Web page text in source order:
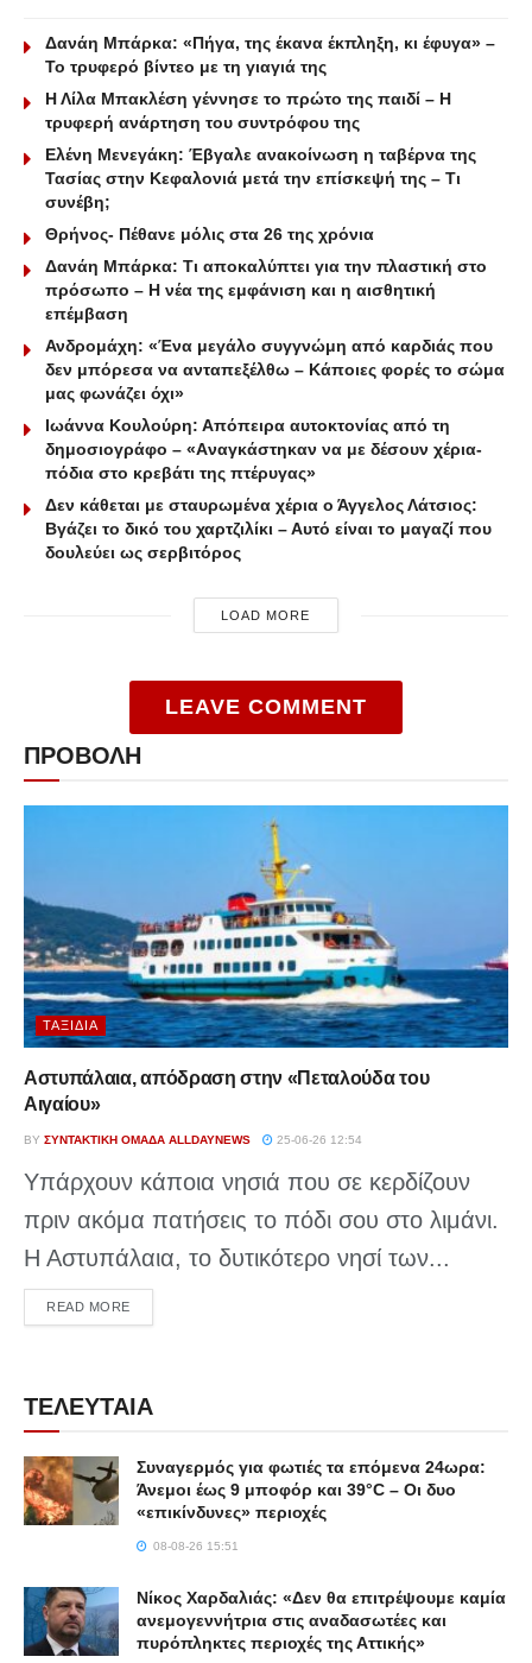
Δανάη Μπάρκα: «Πήγα, της έκανα έκπληξη, κι έφυγα» –
Το τρυφερό βίντεο με τη γιαγιά της
Η Λίλα Μπακλέση γέννησε το πρώτο της παιδί – Η
τρυφερή ανάρτηση του συντρόφου της
Ελένη Μενεγάκη: Έβγαλε ανακοίνωση η ταβέρνα της
Τασίας στην Κεφαλονιά μετά την επίσκεψή της – Τι
συνέβη;
Θρήνος- Πέθανε μόλις στα 26 της χρόνια
Δανάη Μπάρκα: Τι αποκαλύπτει για την πλαστική στο
πρόσωπο – Η νέα της εμφάνιση και η αισθητική
επέμβαση
Ανδρομάχη: «Ένα μεγάλο συγγνώμη από καρδιάς που
δεν μπόρεσα να ανταπεξέλθω – Κάποιες φορές το σώμα
μας φωνάζει όχι»
Ιωάννα Κουλούρη: Απόπειρα αυτοκτονίας από τη
δημοσιογράφο – «Aναγκάστηκαν να με δέσουν χέρια-
πόδια στο κρεβάτι της πτέρυγας»
Δεν κάθεται με σταυρωμένα χέρια ο Άγγελος Λάτσιος:
Βγάζει το δικό του χαρτζιλίκι – Αυτό είναι το μαγαζί που
δουλεύει ως σερβιτόρος
LOAD MORE
LEAVE COMMENT
ΠΡΟΒΟΛΗ
ΤΑΞΊΔΙΑ
Αστυπάλαια, απόδραση στην «Πεταλούδα του
Αιγαίου»
BY ΣΥΝΤΑΚΤΙΚΉ ΟΜΆΔΑ ALLDAYNEWS 25-06-26 12:54
Υπάρχουν κάποια νησιά που σε κερδίζουν
πριν ακόμα πατήσεις το πόδι σου στο λιμάνι.
Η Αστυπάλαια, το δυτικότερο νησί των...
READ MOREDETAILS
ΤΕΛΕΥΤΑΙΑ
Συναγερμός για φωτιές τα επόμενα 24ωρα:
Άνεμοι έως 9 μποφόρ και 39°C – Οι δυο
«επικίνδυνες» περιοχές
08-08-26 15:51
Νίκος Χαρδαλιάς: «Δεν θα επιτρέψουμε καμία
ανεμογεννήτρια στις αναδασωτέες και
πυρόπληκτες περιοχές της Αττικής»